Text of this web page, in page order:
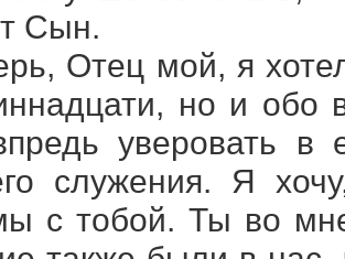
Сын.
Отец мой, я
но и обо
уверовать в
служения. Я
с тобой. Ты во